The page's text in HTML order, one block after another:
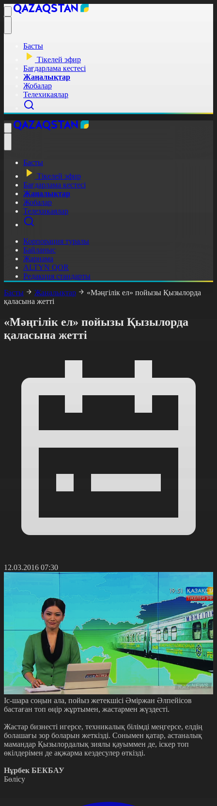
Басты
Тікелей эфир
Бағдарлама кестесі
Жаңалықтар
Жобалар
Телехикаялар
Басты
Тікелей эфир
Бағдарлама кестесі
Жаңалықтар
Жобалар
Телехикаялар
Корпорация туралы
Байланыс
Жарнама
ALTYN QOR
Редакция стандарты
Басты
Жаңалықтар
«Мәңгілік ел» пойызы Қызылорда
қаласына жетті
«Мәңгілік ел» пойызы Қызылорда
қаласына жетті
12.03.2016 07:30
Іс-шара соңын ала, пойыз жетекшісі Әміржан Әлпейісов
бастаған топ өңір жұртымен, жастармен жүздесті.
Жастар бизнесті игерсе, техникалық білімді меңгерсе, елдің
болашағы зор боларын жеткізді. Сонымен қатар, астаналық
мамандар Қызылордалық зиялы қауыммен де, іскер топ
өкілдерімен де ақжарма кездесулер өткізді.
Нұрбек БЕКБАУ
Бөлісу